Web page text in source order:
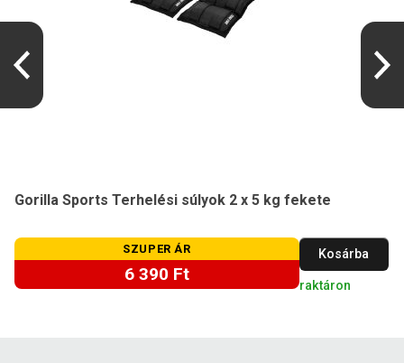
Gorilla Sports Terhelési súlyok 2 x 5 kg fekete
SZUPER ÁR
6 390 Ft
Kosárba
raktáron